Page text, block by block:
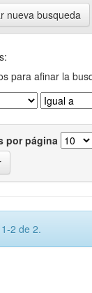
nueva busqueda
para afinar la
por página
2 de 2.